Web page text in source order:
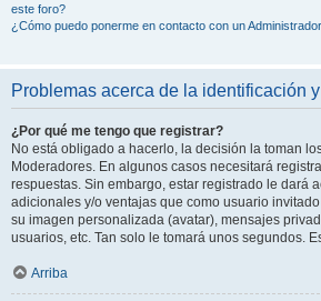
este foro?
¿Cómo puedo ponerme en contacto con un
Problemas acerca de la identificación
¿Por qué me tengo que registrar?
No está obligado a hacerlo, la decisión la toman
Moderadores. En algunos casos necesitará
respuestas. Sin embargo, estar registrado le dará
adicionales y/o ventajas que como usuario
su imagen personalizada (avatar), mensajes
usuarios, etc. Tan solo le tomará unos segundos.
Arriba